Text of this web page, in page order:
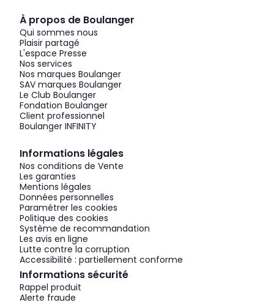
À propos de Boulanger
Qui sommes nous
Plaisir partagé
L'espace Presse
Nos services
Nos marques Boulanger
SAV marques Boulanger
Le Club Boulanger
Fondation Boulanger
Client professionnel
Boulanger INFINITY
Informations légales
Nos conditions de Vente
Les garanties
Mentions légales
Données personnelles
Paramétrer les cookies
Politique des cookies
Système de recommandation
Les avis en ligne
Lutte contre la corruption
Accessibilité : partiellement conforme
Informations sécurité
Rappel produit
Alerte fraude